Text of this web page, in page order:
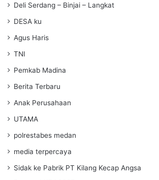
Deli Serdang – Binjai – Langkat
DESA ku
Agus Haris
TNI
Pemkab Madina
Berita Terbaru
Anak Perusahaan
UTAMA
polrestabes medan
media terpercaya
Sidak ke Pabrik PT Kilang Kecap Angsa